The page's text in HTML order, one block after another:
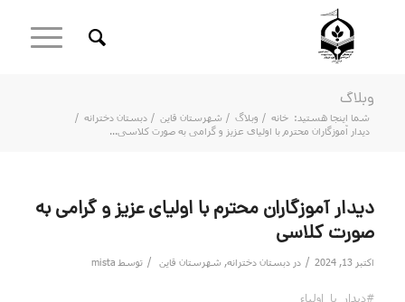
وبلاگ
شما اینجا هستید: خانه / وبلاگ / شهرستان قاین / دبستان دخترانه /
دیدار آموزگاران محترم با اولیای عزیز و گرامی به صورت کلاسی...
دیدار آموزگاران محترم با اولیای عزیز و گرامی به
صورت کلاسی
اکتبر 13, 2024 / در دبستان دخترانه, شهرستان قاین / توسط mista
#دیدار_با_اولیاء